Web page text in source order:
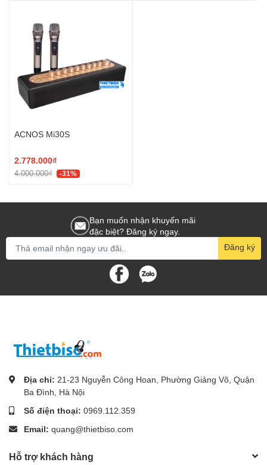
ACNOS Mi30S
2.778.000₫
4.000.000₫ -31%
Bạn muốn nhận khuyến mãi
đặc biệt? Đăng ký ngay.
Đăng ký
Địa chỉ: 21-23 Nguyễn Công Hoan, Phường Giảng Võ, Quận
Ba Đình, Hà Nội
Số điện thoại: 0969.112.359
Email: quang@thietbiso.com
Hỗ trợ khách hàng